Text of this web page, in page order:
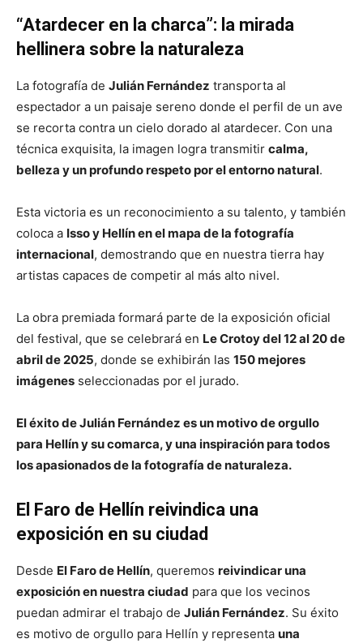
“Atardecer en la charca”: la mirada
hellinera sobre la naturaleza
La fotografía de Julián Fernández transporta al
espectador a un paisaje sereno donde el perfil de un ave
se recorta contra un cielo dorado al atardecer. Con una
técnica exquisita, la imagen logra transmitir calma,
belleza y un profundo respeto por el entorno natural.
Esta victoria es un reconocimiento a su talento, y también
coloca a Isso y Hellín en el mapa de la fotografía
internacional, demostrando que en nuestra tierra hay
artistas capaces de competir al más alto nivel.
La obra premiada formará parte de la exposición oficial
del festival, que se celebrará en Le Crotoy del 12 al 20 de
abril de 2025, donde se exhibirán las 150 mejores
imágenes seleccionadas por el jurado.
El éxito de Julián Fernández es un motivo de orgullo
para Hellín y su comarca, y una inspiración para todos
los apasionados de la fotografía de naturaleza.
El Faro de Hellín reivindica una
exposición en su ciudad
Desde El Faro de Hellín, queremos reivindicar una
exposición en nuestra ciudad para que los vecinos
puedan admirar el trabajo de Julián Fernández. Su éxito
es motivo de orgullo para Hellín y representa una